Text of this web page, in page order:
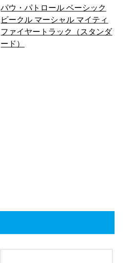
パウ・パトロール ベーシック
ビークル マーシャル マイティ
ファイヤートラック（スタンダ
ード）